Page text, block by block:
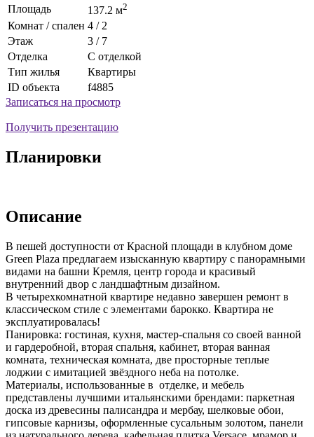
Площадь
137.2 м2
Комнат / спален 4 / 2
Этаж
3 / 7
Отделка
С отделкой
Тип жилья
Квартиры
ID объекта
f4885
Записаться на просмотр
Получить презентацию
Планировки
Описание
В пешей доступности от Красной площади в клубном доме
Green Plaza предлагаем изысканную квартиру с панорамными
видами на башни Кремля, центр города и красивый
внутренний двор с ландшафтным дизайном.
В четырехкомнатной квартире недавно завершен ремонт в
классическом стиле с элементами барокко. Квартира не
эксплуатировалась!
Панировка: гостиная, кухня, мастер-спальня со своей ванной
и гардеробной, вторая спальня, кабинет, вторая ванная
комната, техническая комната, две просторные теплые
лоджии с имитацией звёздного неба на потолке.
Материалы, использованные в отделке, и мебель
представлены лучшими итальянскими брендами: паркетная
доска из древесины палисандра и мербау, шелковые обои,
гипсовые карнизы, оформленные сусальным золотом, панели